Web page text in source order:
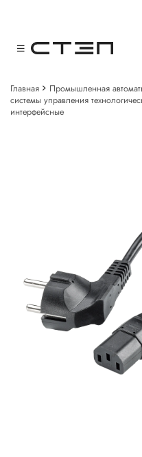
Главная Промышленная
системы управления
интерфейсные